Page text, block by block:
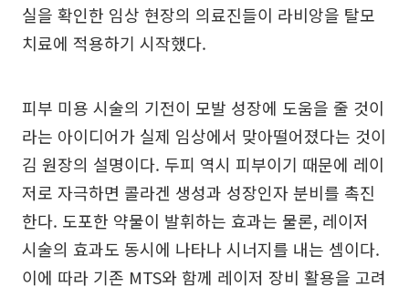
실을 확인한 임상 현장의 의료진들이 라비앙을 탈모
치료에 적용하기 시작했다.
피부 미용 시술의 기전이 모발 성장에 도움을 줄 것이
라는 아이디어가 실제 임상에서 맞아떨어졌다는 것이
김 원장의 설명이다. 두피 역시 피부이기 때문에 레이
저로 자극하면 콜라겐 생성과 성장인자 분비를 촉진
한다. 도포한 약물이 발휘하는 효과는 물론, 레이저
시술의 효과도 동시에 나타나 시너지를 내는 셈이다.
이에 따라 기존 MTS와 함께 레이저 장비 활용을 고려